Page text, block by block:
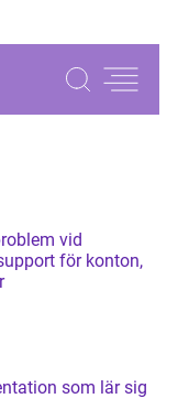
vid
för konton,
som lär sig